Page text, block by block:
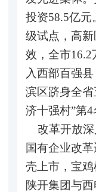
投资58.5亿
级试点，高
效，全市
入西部百强
滨区跻身全
济十强村”第4
改革开放深
国有企业改
壳上市，宝鸡
陕开集团与